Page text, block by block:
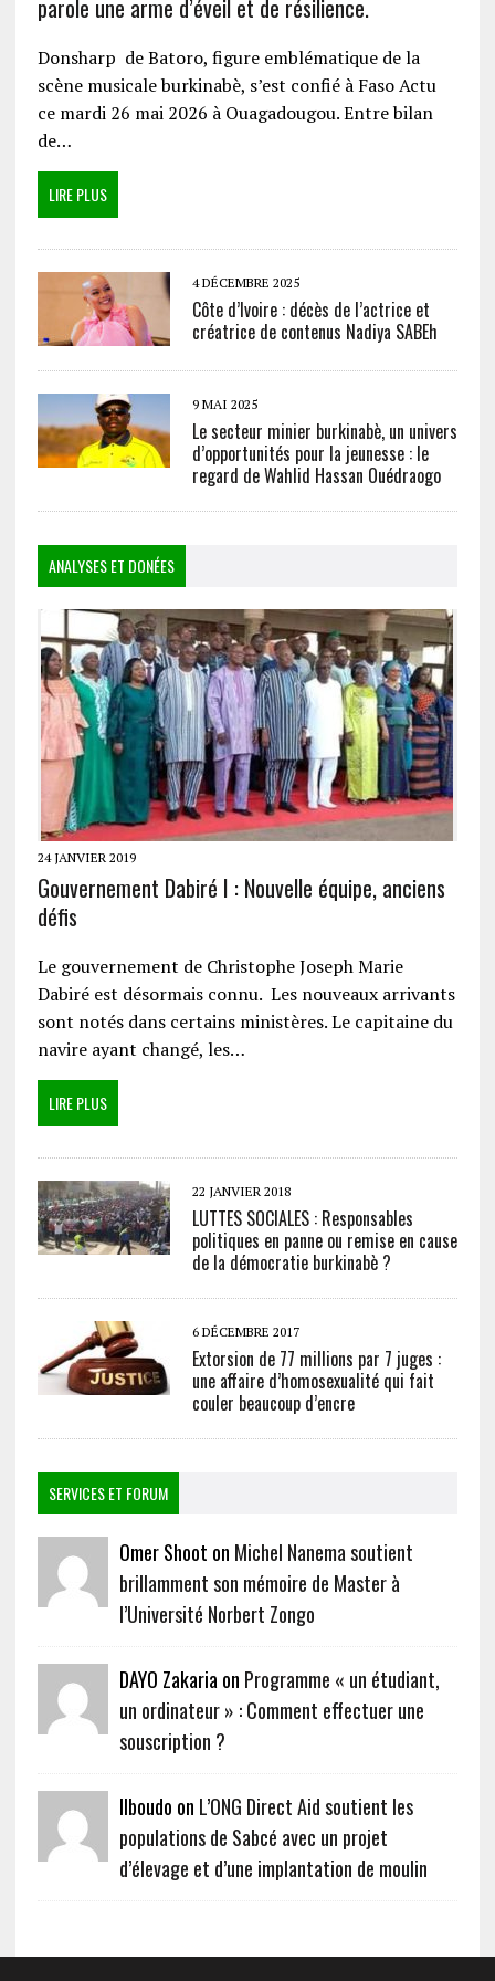
parole une arme d’éveil et de résilience.
Donsharp de Batoro, figure emblématique de la
scène musicale burkinabè, s’est confié à Faso Actu
ce mardi 26 mai 2026 à Ouagadougou. Entre bilan
de…
LIRE PLUS
4 DÉCEMBRE 2025
Côte d’Ivoire : décès de l’actrice et
créatrice de contenus Nadiya SABEh
9 MAI 2025
Le secteur minier burkinabè, un univers
d’opportunités pour la jeunesse : le
regard de Wahlid Hassan Ouédraogo
ANALYSES ET DONÉES
24 JANVIER 2019
Gouvernement Dabiré I : Nouvelle équipe, anciens
défis
Le gouvernement de Christophe Joseph Marie
Dabiré est désormais connu. Les nouveaux arrivants
sont notés dans certains ministères. Le capitaine du
navire ayant changé, les…
LIRE PLUS
22 JANVIER 2018
LUTTES SOCIALES : Responsables
politiques en panne ou remise en cause
de la démocratie burkinabè ?
6 DÉCEMBRE 2017
Extorsion de 77 millions par 7 juges :
une affaire d’homosexualité qui fait
couler beaucoup d’encre
SERVICES ET FORUM
Omer Shoot on Michel Nanema soutient
brillamment son mémoire de Master à
l’Université Norbert Zongo
DAYO Zakaria on Programme « un étudiant,
un ordinateur » : Comment effectuer une
souscription ?
Ilboudo on L’ONG Direct Aid soutient les
populations de Sabcé avec un projet
d’élevage et d’une implantation de moulin